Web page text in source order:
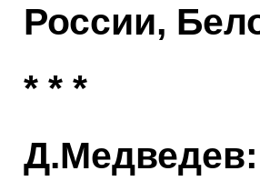
России,
* * *
Д.Медведев: